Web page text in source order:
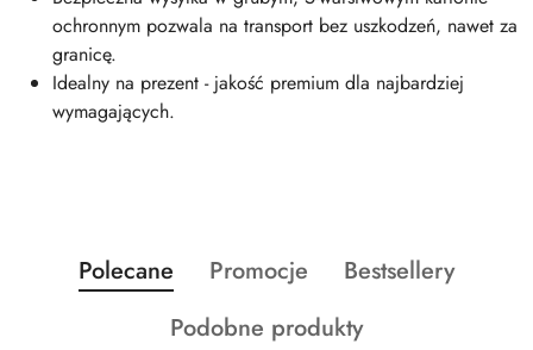
ochronnym pozwala na transport bez uszkodzeń, nawet za
granicę.
Idealny na prezent - jakość premium dla najbardziej
wymagających.
Pomiń karuzelę produktów
Produkty
o
Polecane
Produkty
statusie:
Promocje
Produkty
statusie:
Bestsellery
Produkty
Podobne produkty